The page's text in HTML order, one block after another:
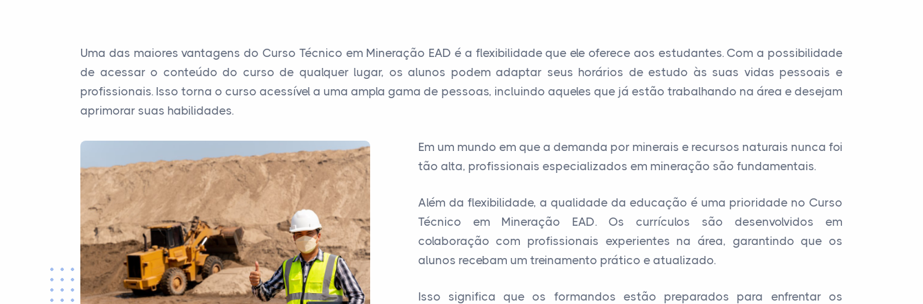
Uma das maiores vantagens do Curso Técnico em Mineração EAD é a flexibilidade que ele oferece aos estudantes. Com a possibilidade
de acessar o conteúdo do curso de qualquer lugar, os alunos podem adaptar seus horários de estudo às suas vidas pessoais e
profissionais. Isso torna o curso acessível a uma ampla gama de pessoas, incluindo aqueles que já estão trabalhando na área e desejam
aprimorar suas habilidades.
Em um mundo em que a demanda por minerais e recursos naturais nunca foi
tão alta, profissionais especializados em mineração são fundamentais.
Além da flexibilidade, a qualidade da educação é uma prioridade no Curso
Técnico em Mineração EAD. Os currículos são desenvolvidos em
colaboração com profissionais experientes na área, garantindo que os
alunos recebam um treinamento prático e atualizado.
Isso significa que os formandos estão preparados para enfrentar os